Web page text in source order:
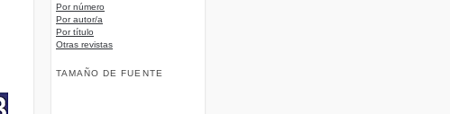
Por número
Por autor/a
Por título
Otras revistas
TAMAÑO DE FUENTE